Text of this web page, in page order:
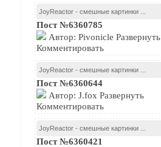
JoyReactor - смешные картинки ...
Пост №6360785
Автор: Pivonicle Развернуть
Комментировать
JoyReactor - смешные картинки ...
Пост №6360644
Автор: J.fox Развернуть
Комментировать
JoyReactor - смешные картинки ...
Пост №6360421